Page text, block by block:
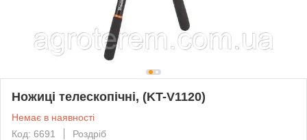
Ножиці телескопічні, (KT-V1120)
Немає в наявності
Код: 6691
Роздріб